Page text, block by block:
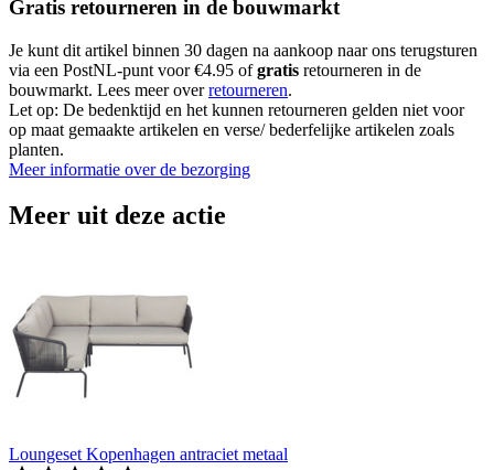
Gratis retourneren in de bouwmarkt
Je kunt dit artikel binnen 30 dagen na aankoop naar ons terugsturen
via een PostNL-punt voor €4.95 ofgratis retourneren in de
bouwmarkt. Lees meer overretourneren.
Let op: De bedenktijd en het kunnen retourneren gelden niet voor
op maat gemaakte artikelen en verse/ bederfelijke artikelen zoals
planten.
Meer informatie over de bezorging
Meer uit deze actie
Loungeset Kopenhagen antraciet metaal